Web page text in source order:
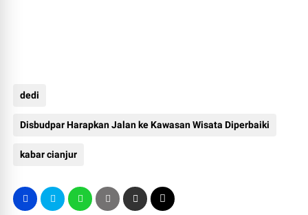
dedi
Disbudpar Harapkan Jalan ke Kawasan Wisata Diperbaiki
kabar cianjur